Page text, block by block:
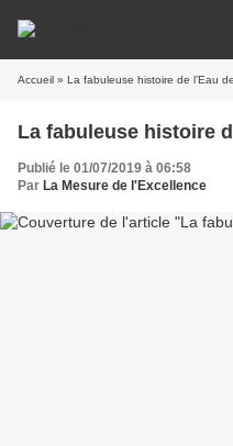
Accueil » La fabuleuse histoire de l’Eau
La fabuleuse histoire
Publié le 01/07/2019 à 06:58
Par La Mesure de l'Excellence